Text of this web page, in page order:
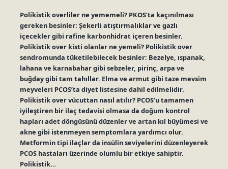
Polikistik overliler ne yememeli? PKOS’ta kaçınılması
gereken besinler: Şekerli atıştırmalıklar ve gazlı
içecekler gibi rafine karbonhidrat içeren besinler.
Polikistik over kisti olanlar ne yemeli? Polikistik over
sendromunda tüketilebilecek besinler: Bezelye, ıspanak,
lahana ve karnabahar gibi sebzeler, pirinç, arpa ve
buğday gibi tam tahıllar. Elma ve armut gibi taze mevsim
meyveleri PCOS’ta diyet listesine dahil edilmelidir.
Polikistik over vücuttan nasıl atılır? PCOS’u tamamen
iyileştiren bir ilaç tedavisi olmasa da doğum kontrol
hapları adet döngüsünü düzenler ve artan kıl büyümesi ve
akne gibi istenmeyen semptomlara yardımcı olur.
Metformin tipi ilaçlar da insülin seviyelerini düzenleyerek
PCOS hastaları üzerinde olumlu bir etkiye sahiptir.
Polikistik…